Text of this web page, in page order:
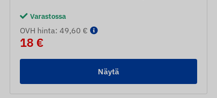
Varastossa
OVH hinta: 49,60 €
18 €
Näytä